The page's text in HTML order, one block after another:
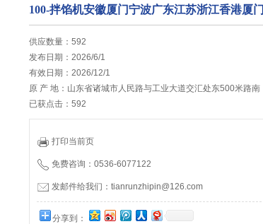
100-拌馅机安徽厦门宁波广东江苏浙江香港厦门
供应数量：592
发布日期：2026/6/1
有效日期：2026/12/1
原 产 地：山东省诸城市人民路与工业大道交汇处东500米路南
已获点击：592
打印当前页
免费咨询：0536-6077122
发邮件给我们：tianrunzhipin@126.com
分享到：